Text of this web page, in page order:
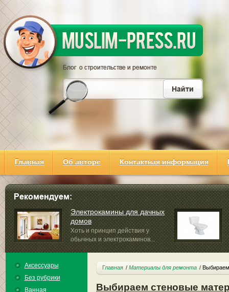
Главная Об авторе Контактная информация
Электрокамины для дачных
домов
Хоть и принцип действия у
обычных и электрокаминов...
Аксессуары
Без рубрики
Ванная
Главная Материалы для ремонта
Выбираем стеновые